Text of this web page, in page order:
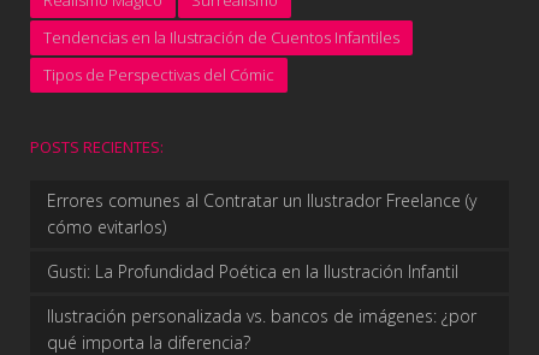
Tendencias en la Ilustración de Cuentos Infantiles
Tipos de Perspectivas del Cómic
POSTS RECIENTES:
Errores comunes al Contratar un Ilustrador Freelance (y
cómo evitarlos)
Gusti: La Profundidad Poética en la Ilustración Infantil
Ilustración personalizada vs. bancos de imágenes: ¿por
qué importa la diferencia?